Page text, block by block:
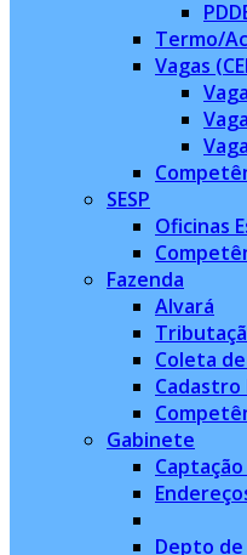
Termo/
Vagas
SESP
Oficinas
Fazenda
Alvará
Coleta
Cadastro
Gabinete
Depto